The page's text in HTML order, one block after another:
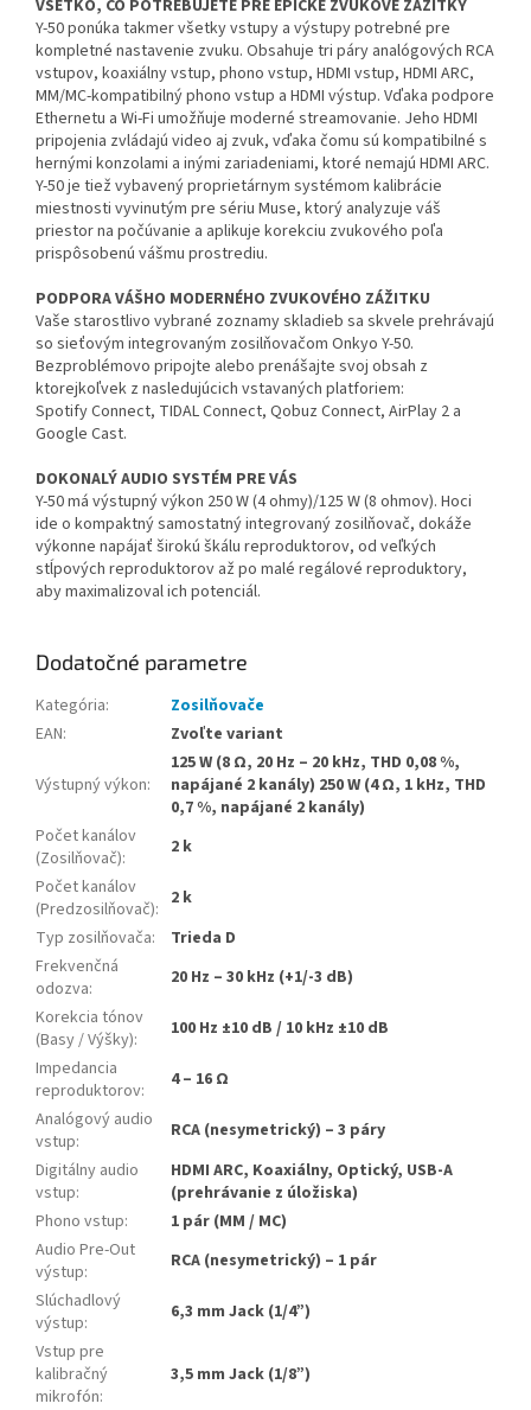
VŠETKO, ČO POTREBUJETE PRE EPICKÉ ZVUKOVÉ ZÁŽITKY
Y-50 ponúka takmer všetky vstupy a výstupy potrebné pre
kompletné nastavenie zvuku. Obsahuje tri páry analógových RCA
vstupov, koaxiálny vstup, phono vstup, HDMI vstup, HDMI ARC,
MM/MC-kompatibilný phono vstup a HDMI výstup. Vďaka podpore
Ethernetu a Wi-Fi umožňuje moderné streamovanie. Jeho HDMI
pripojenia zvládajú video aj zvuk, vďaka čomu sú kompatibilné s
hernými konzolami a inými zariadeniami, ktoré nemajú HDMI ARC.
Y-50 je tiež vybavený proprietárnym systémom kalibrácie
miestnosti vyvinutým pre sériu Muse, ktorý analyzuje váš
priestor na počúvanie a aplikuje korekciu zvukového poľa
prispôsobenú vášmu prostrediu.
PODPORA VÁŠHO MODERNÉHO ZVUKOVÉHO ZÁŽITKU
Vaše starostlivo vybrané zoznamy skladieb sa skvele prehrávajú
so sieťovým integrovaným zosilňovačom Onkyo Y-50.
Bezproblémovo pripojte alebo prenášajte svoj obsah z
ktorejkoľvek z nasledujúcich vstavaných platforiem:
Spotify Connect, TIDAL Connect, Qobuz Connect, AirPlay 2 a
Google Cast.
DOKONALÝ AUDIO SYSTÉM PRE VÁS
Y-50 má výstupný výkon 250 W (4 ohmy)/125 W (8 ohmov). Hoci
ide o kompaktný samostatný integrovaný zosilňovač, dokáže
výkonne napájať širokú škálu reproduktorov, od veľkých
stĺpových reproduktorov až po malé regálové reproduktory,
aby maximalizoval ich potenciál.
Dodatočné parametre
Kategória:
Zosilňovače
EAN: Zvoľte variant
Výstupný výkon:
125 W (8 Ω, 20 Hz – 20 kHz, THD 0,08 %,
napájané 2 kanály) 250 W (4 Ω, 1 kHz, THD
0,7 %, napájané 2 kanály)
Počet kanálov
(Zosilňovač):
2 k
Počet kanálov
(Predzosilňovač): 2 k
Typ zosilňovača:
Trieda D
Frekvenčná
odozva:
20 Hz – 30 kHz (+1/-3 dB)
Korekcia tónov
(Basy / Výšky):
100 Hz ±10 dB / 10 kHz ±10 dB
Impedancia
reproduktorov:
4 – 16 Ω
Analógový audio
vstup:
RCA (nesymetrický) – 3 páry
Digitálny audio
vstup:
HDMI ARC, Koaxiálny, Optický, USB-A
(prehrávanie z úložiska)
Phono vstup:
1 pár (MM / MC)
Audio Pre-Out
výstup:
RCA (nesymetrický) – 1 pár
Slúchadlový
výstup:
6,3 mm Jack (1/4”)
Vstup pre
kalibračný
mikrofón:
3,5 mm Jack (1/8”)